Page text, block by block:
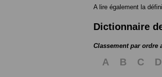
A lire également la
Dictionnaire
Classement par ordre
A B C D